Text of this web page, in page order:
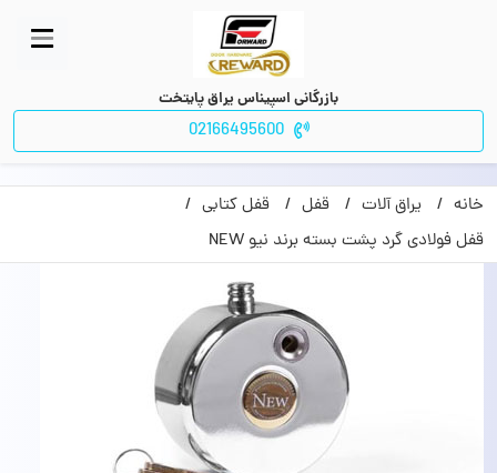
بازرگانی اسپیناس یراق پایتخت
02166495600
خانه یراق آلات قفل
قفل کتابی
قفل فولادی گرد پشت بسته برند نیو NEW